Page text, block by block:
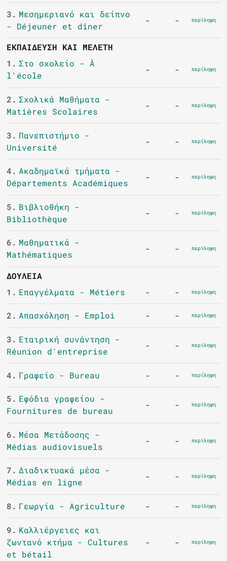
3. Μεσημεριανό και δείπνο
- Déjeuner et dîner
- - περίληψη
ΕΚΠΑΊΔΕΥΣΗ ΚΑΙ ΜΕΛΈΤΗ
1. Στο σχολείο - À
l'école
- - περίληψη
2. Σχολικά Μαθήματα -
Matières Scolaires
- - περίληψη
3. Πανεπιστήμιο -
Université
- - περίληψη
4. Ακαδημαϊκά τμήματα -
Départements Académiques
- - περίληψη
5. Βιβλιοθήκη -
Bibliothèque
- - περίληψη
6. Μαθηματικά -
Mathématiques
- - περίληψη
ΔΟΥΛΕΙΆ
1. Επαγγέλματα - Métiers - - περίληψη
2. Απασχόληση - Emploi - - περίληψη
3. Εταιρική συνάντηση -
Réunion d'entreprise
- - περίληψη
4. Γραφείο - Bureau - - περίληψη
5. Εφόδια γραφείου -
Fournitures de bureau
- - περίληψη
6. Μέσα Μετάδοσης -
Médias audiovisuels
- - περίληψη
7. Διαδικτυακά μέσα -
Médias en ligne
- - περίληψη
8. Γεωργία - Agriculture - - περίληψη
9. Καλλιέργειες και
ζωντανό κτήμα - Cultures
et bétail
- - περίληψη